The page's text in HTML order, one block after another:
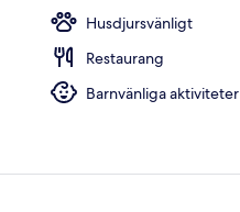
Husdjursvänligt
Restaurang
Barnvänliga aktiviteter